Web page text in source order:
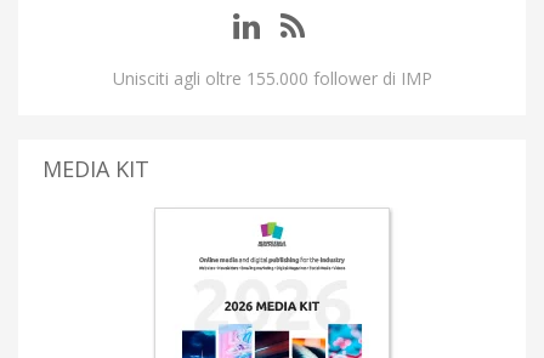
Unisciti agli oltre 155.000 follower di IMP
MEDIA KIT